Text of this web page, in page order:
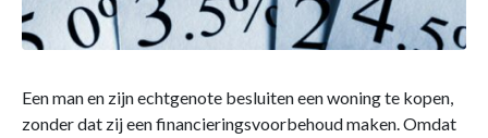
Een man en zijn echtgenote besluiten een woning te kopen,
zonder dat zij een financieringsvoorbehoud maken. Omdat